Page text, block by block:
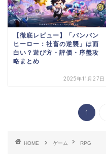
【徹底レビュー】「バンバン
ヒーロー：社畜の逆襲」は面
白い？遊び方・評価・序盤攻
略まとめ
2025年11月27日
1
HOME ゲーム RPG